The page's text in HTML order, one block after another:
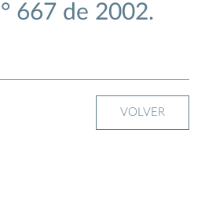
667 de 2002.
VOLVER